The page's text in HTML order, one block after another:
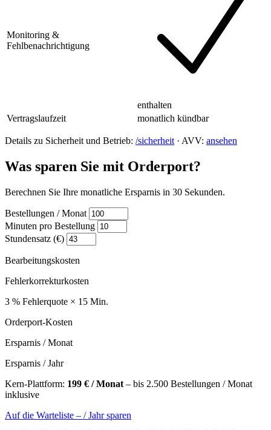
Monitoring &
Fehlbenachrichtigung
enthalten
Vertragslaufzeit
monatlich kündbar
Details zu Sicherheit und Betrieb: /sicherheit· AVV: ansehen
Was sparen Sie mit Orderport?
Berechnen Sie Ihre monatliche Ersparnis in 30 Sekunden.
Bestellungen / Monat
Minuten pro Bestellung
Stundensatz (€)
Bearbeitungskosten
Fehlerkorrekturkosten
3 % Fehlerquote × 15 Min.
Orderport-Kosten
Ersparnis / Monat
Ersparnis / Jahr
Kern-Plattform: 199 € / Monat – bis 2.500 Bestellungen / Monat
inklusive
Auf die Warteliste – / Jahr sparen